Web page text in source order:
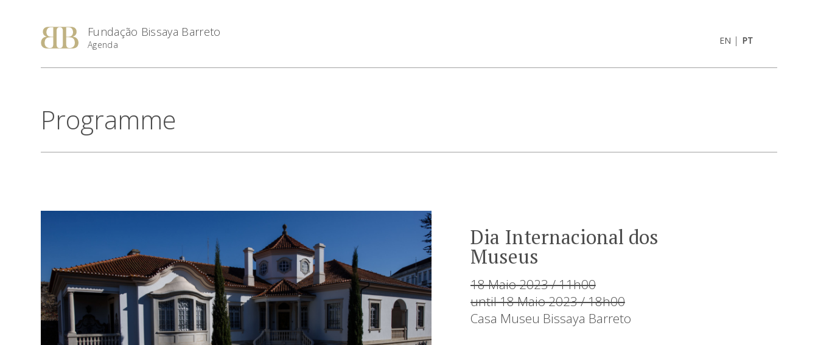
Fundação Bissaya Barreto
Agenda EN | PT
Programme
Dia Internacional dos
Museus
18 Maio 2023 / 11h00
until 18 Maio 2023 / 18h00
Casa Museu Bissaya Barreto